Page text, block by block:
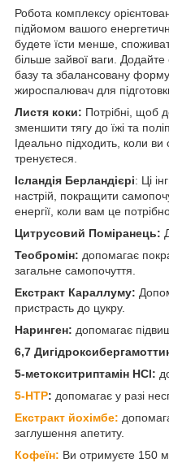
Робота комплексу
підйомом вашого
будете їсти менше,
більше зайвої ваги.
базу та збалансовану
жироспалювач для
Листя коки: Потрібні, щоб
зменшити тягу до їжі та
Ідеально підходить, коли ви
тренуєтеся.
Ісландія Берландієрі: Ці
настрій, покращити
енергії, коли вам це
Цитрусовий Поміранець:
Теобромін: допомагає
загальне самопочуття.
Екстракт Караллуму:
пристрасть до цукру.
Наринген: допомагає
6,7
5-метокситриптамін HCl:
5-HTP: допомагає у разі
Екстракт йохімбе:
заглушення апетиту.
Кофеїн: Ви отримуєте 150